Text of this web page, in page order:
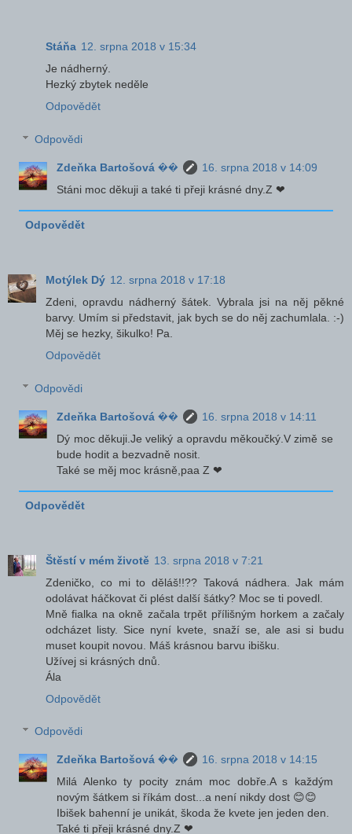
Stáňa 12. srpna 2018 v 15:34
Je nádherný.
Hezký zbytek neděle
Odpovědět
Odpovědi
Zdeňka Bartošová ��
16. srpna 2018 v 14:09
Stáni moc děkuji a také ti přeji krásné dny.Z ❤
Odpovědět
Motýlek Dý 12. srpna 2018 v 17:18
Zdeni, opravdu nádherný šátek. Vybrala jsi na něj pěkné
barvy. Umím si představit, jak bych se do něj zachumlala. :-)
Měj se hezky, šikulko! Pa.
Odpovědět
Odpovědi
Zdeňka Bartošová ��
16. srpna 2018 v 14:11
Dý moc děkuji.Je veliký a opravdu měkoučký.V zimě se
bude hodit a bezvadně nosit.
Také se měj moc krásně,paa Z ❤
Odpovědět
Štěstí v mém životě 13. srpna 2018 v 7:21
Zdeničko, co mi to děláš!!?? Taková nádhera. Jak mám
odolávat háčkovat či plést další šátky? Moc se ti povedl.
Mně fialka na okně začala trpět přílišným horkem a začaly
odcházet listy. Sice nyní kvete, snaží se, ale asi si budu
muset koupit novou. Máš krásnou barvu ibišku.
Užívej si krásných dnů.
Ála
Odpovědět
Odpovědi
Zdeňka Bartošová ��
16. srpna 2018 v 14:15
Milá Alenko ty pocity znám moc dobře.A s každým
novým šátkem si říkám dost...a není nikdy dost 😊😊
Ibišek bahenní je unikát, škoda že kvete jen jeden den.
Také ti přeji krásné dny.Z ❤